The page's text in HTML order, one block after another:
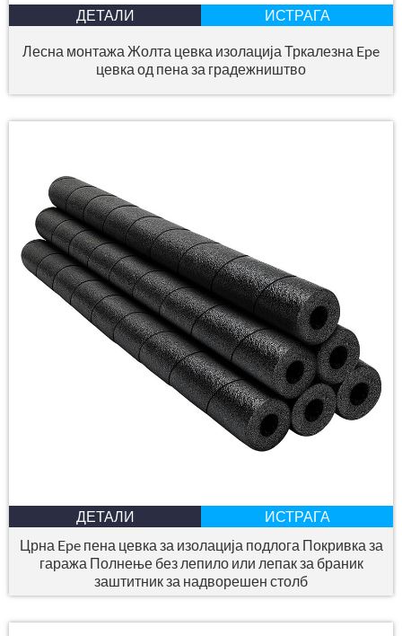
ДЕТАЛИ ИСТРАГА
Лесна монтажа Жолта цевка изолација Тркалезна Epe
цевка од пена за градежништво
ДЕТАЛИ
ИСТРАГА
Црна Epe пена цевка за изолација подлога Покривка за
гаража Полнење без лепило или лепак за браник
заштитник за надворешен столб